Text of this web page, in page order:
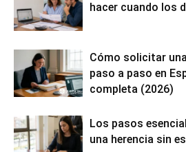
hacer cuando los
Cómo solicitar
paso a paso en
completa (2026)
Los pasos
una herencia sin